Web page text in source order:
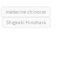
médecine chinoise
Shigeaki Hinohara